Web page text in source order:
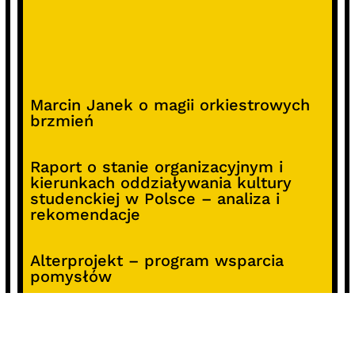
Marcin Janek o magii orkiestrowych
brzmień
Raport o stanie organizacyjnym i
kierunkach oddziaływania kultury
studenckiej w Polsce – analiza i
rekomendacje
Alterprojekt – program wsparcia
pomysłów